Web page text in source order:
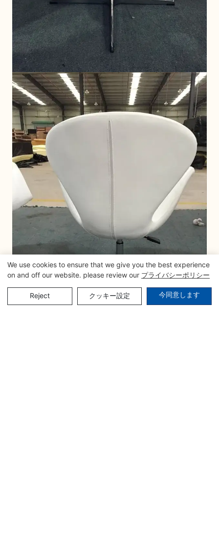
We use cookies to ensure that we give you the best experience
on and off our website. please review our プライバシーポリシー
Reject クッキー設定 今同意します